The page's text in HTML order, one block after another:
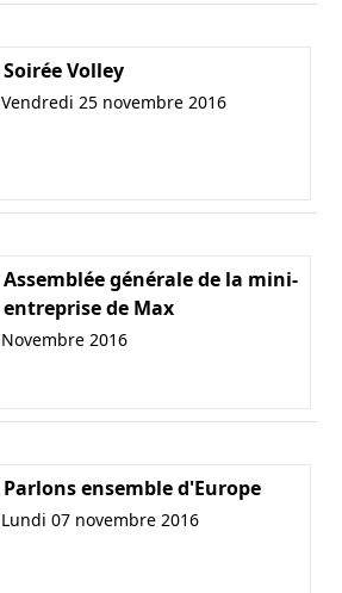
Soirée Volley
Vendredi 25 novembre 2016
Assemblée générale de la mini-
entreprise de Max
Novembre 2016
Parlons ensemble d'Europe
Lundi 07 novembre 2016